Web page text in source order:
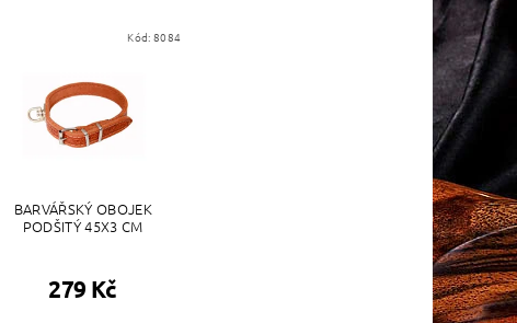
Kód: 8084
BARVÁŘSKÝ OBOJEK
PODŠITÝ 45X3 CM
279 Kč